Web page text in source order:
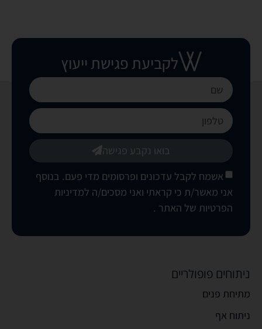
לקביעת פגישת ייעוץ
אשמח לקבל עדכונים ופרסומים מדי פעם. בנוסף
אני מאשר/ת כי קראתי ואני מסכים/ה למדיניות
הפרטיות של האתר .
בואו נקבע פגישה
ניתוחים פופולריים
מתיחת פנים
ניתוח אף